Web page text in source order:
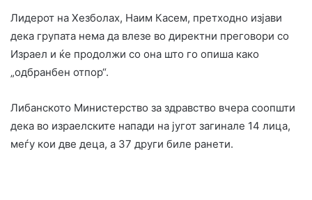
Лидерот на Хезболах, Наим Касем, претходно изјави
дека групата нема да влезе во директни преговори со
Израел и ќе продолжи со она што го опиша како
„одбранбен отпор“.
Либанското Министерство за здравство вчера соопшти
дека во израелските напади на југот загинале 14 лица,
меѓу кои две деца, а 37 други биле ранети.